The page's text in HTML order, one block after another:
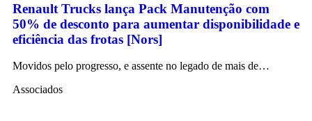
Renault Trucks lança Pack Manutenção com
50% de desconto para aumentar disponibilidade e
eficiência das frotas [Nors]
Movidos pelo progresso, e assente no legado de mais de…
Associados